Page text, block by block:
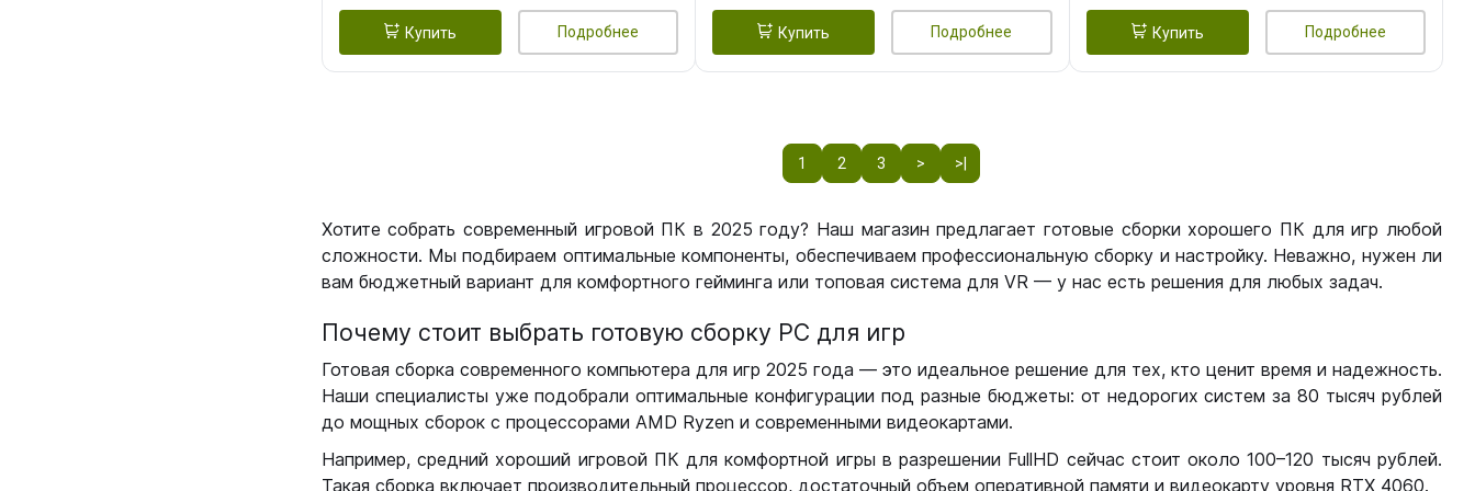
Купить Подробнее Купить Подробнее Купить Подробнее
1 2 3 > >|
Хотите собрать современный игровой ПК в 2025 году? Наш магазин предлагает готовые сборки хорошего ПК для игр любой
сложности. Мы подбираем оптимальные компоненты, обеспечиваем профессиональную сборку и настройку. Неважно, нужен ли
вам бюджетный вариант для комфортного гейминга или топовая система для VR — у нас есть решения для любых задач.
Почему стоит выбрать готовую сборку РС для игр
Готовая сборка современного компьютера для игр 2025 года — это идеальное решение для тех, кто ценит время и надежность.
Наши специалисты уже подобрали оптимальные конфигурации под разные бюджеты: от недорогих систем за 80 тысяч рублей
до мощных сборок с процессорами AMD Ryzen и современными видеокартами.
Например, средний хороший игровой ПК для комфортной игры в разрешении FullHD сейчас стоит около 100–120 тысяч рублей.
Такая сборка включает производительный процессор, достаточный объем оперативной памяти и видеокарту уровня RTX 4060.